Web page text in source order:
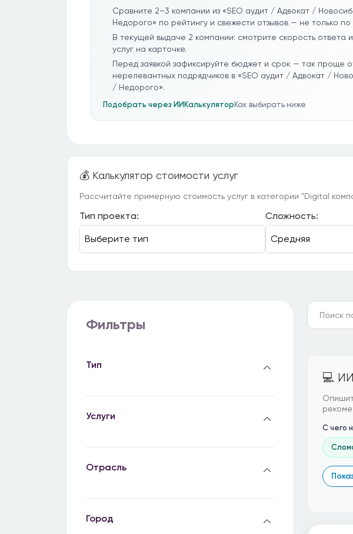
Сравните 2–3 компании из «SEO аудит / Адвокат /
Недорого» по рейтингу и свежести отзывов — не только по
В текущей выдаче 2 компании: смотрите скорость ответа
услуг на карточке.
Перед заявкой зафиксируйте бюджет и срок — так проще
нерелевантных подрядчиков в «SEO аудит / Адвокат /
/ Недорого».
Подобрать через ИИКалькуляторКак выбирать ниже
💰 Калькулятор стоимости услуг
Рассчитайте примерную стоимость услуг в категории "Digital
Тип проекта: Сложность:
Фильтры
Тип
Услуги
Отрасль
Город
💻
С чего